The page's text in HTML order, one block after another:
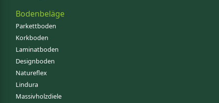
Bodenbeläge
Parkettboden
Korkboden
Laminatboden
Designboden
Natureflex
Lindura
Massivholzdiele